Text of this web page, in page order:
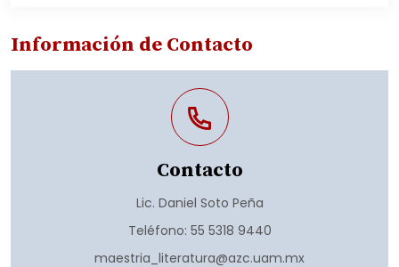
Información de Contacto
Contacto
Lic. Daniel Soto Peña
Teléfono: 55 5318 9440
maestria_literatura@azc.uam.mx